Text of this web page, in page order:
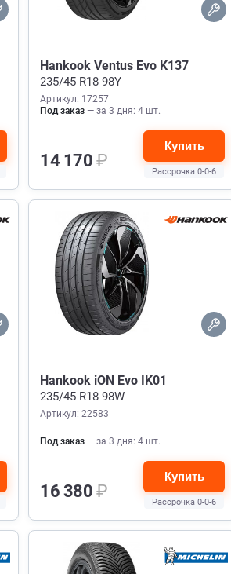
Hankook Ventus Evo K137
235/45 R18 98Y
Артикул: 17257
Под заказ — за 3 дня: 4 шт.
14 170 ₽
Купить
Рассрочка 0-0-6
Hankook iON Evo IK01
235/45 R18 98W
Артикул: 22583
Под заказ — за 3 дня: 4 шт.
16 380 ₽
Купить
Рассрочка 0-0-6